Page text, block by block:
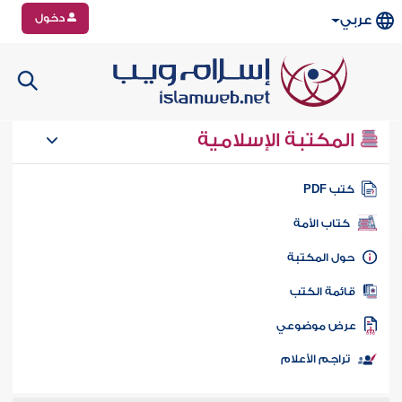
عربي دخول
المكتبة الإسلامية
كتب PDF
كتاب الأمة
المكتبة
الكتب
موضوعي